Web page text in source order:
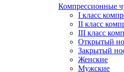
Компрессионные
I класс
II класс
III класс
Открытый
Закрытый
Женские
Мужские